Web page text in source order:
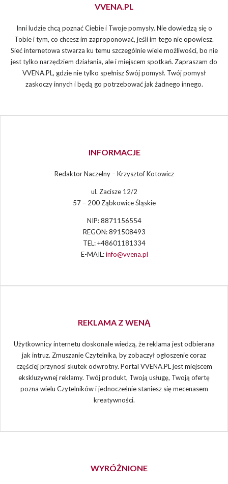
VVENA.PL
Inni ludzie chcą poznać Ciebie i Twoje pomysły. Nie dowiedzą się o
Tobie i tym, co chcesz im zaproponować, jeśli im tego nie opowiesz.
Sieć internetowa stwarza ku temu szczególnie wiele możliwości, bo nie
jest tylko narzędziem działania, ale i miejscem spotkań. Zapraszam do
VVENA.PL, gdzie nie tylko spełnisz Swój pomysł. Twój pomysł
zaskoczy innych i będą go potrzebować jak żadnego innego.
INFORMACJE
Redaktor Naczelny – Krzysztof Kotowicz
ul. Zacisze 12/2
57 – 200 Ząbkowice Śląskie
NIP: 8871156554
REGON: 891508493
TEL: +48601181334
E-MAIL:info@vvena.pl
REKLAMA Z WENĄ
Użytkownicy internetu doskonale wiedzą, że reklama jest odbierana
jak intruz. Zmuszanie Czytelnika, by zobaczył ogłoszenie coraz
częściej przynosi skutek odwrotny. Portal VVENA.PL jest miejscem
ekskluzywnej reklamy. Twój produkt, Twoją usługę, Twoją ofertę
pozna wielu Czytelników i jednocześnie staniesz się mecenasem
kreatywności.
WYRÓŻNIONE